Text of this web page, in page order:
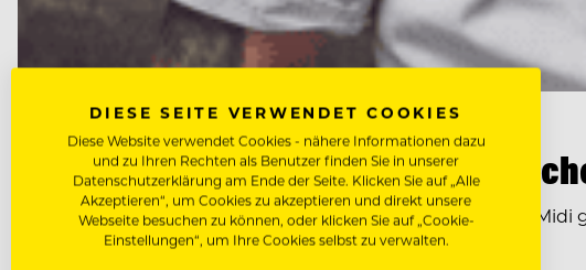
NEWS
Marcus Langer wird neuer
Nach dem Abschied von Peter Wirbel ist die Nachfolge im
September die…
DIESE SEITE VERWENDET COOKIES
Diese Website verwendet Cookies - nähere Informationen dazu
und zu Ihren Rechten als Benutzer finden Sie in unserer
Datenschutzerklärung am Ende der Seite. Klicken Sie auf „Alle
Akzeptieren“, um Cookies zu akzeptieren und direkt unsere
Webseite besuchen zu können, oder klicken Sie auf „Cookie-
Einstellungen“, um Ihre Cookies selbst zu verwalten.